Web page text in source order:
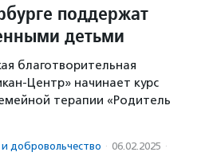
поддержат
детьми
благотворительная
Центр» начинает курс
терапии «Родитель
доброволь­чест­во · 06.02.2025 ·